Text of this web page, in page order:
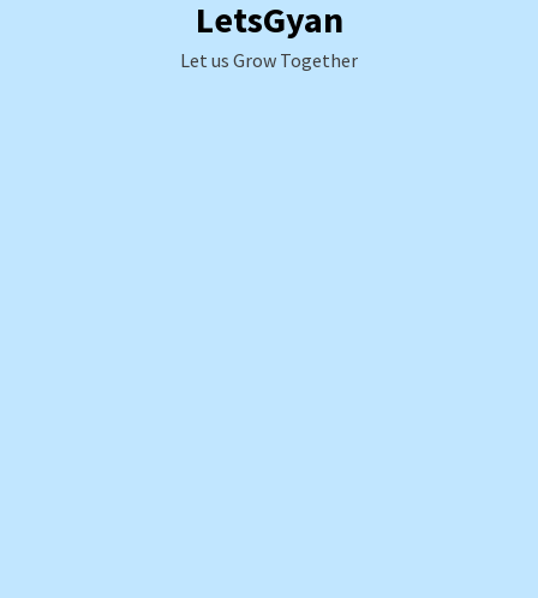
LetsGyan
Let us Grow Together